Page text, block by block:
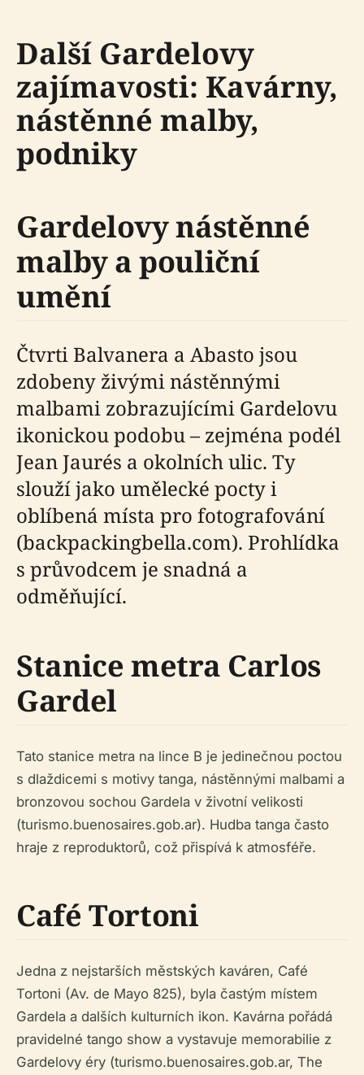
Další Gardelovy
zajímavosti: Kavárny,
nástěnné malby,
podniky
Gardelovy nástěnné
malby a pouliční
umění
Čtvrti Balvanera a Abasto jsou
zdobeny živými nástěnnými
malbami zobrazujícími Gardelovu
ikonickou podobu – zejména podél
Jean Jaurés a okolních ulic. Ty
slouží jako umělecké pocty i
oblíbená místa pro fotografování
(backpackingbella.com). Prohlídka
s průvodcem je snadná a
odměňující.
Stanice metra Carlos
Gardel
Tato stanice metra na lince B je jedinečnou poctou
s dlaždicemi s motivy tanga, nástěnnými malbami a
bronzovou sochou Gardela v životní velikosti
(turismo.buenosaires.gob.ar). Hudba tanga často
hraje z reproduktorů, což přispívá k atmosféře.
Café Tortoni
Jedna z nejstarších městských kaváren, Café
Tortoni (Av. de Mayo 825), byla častým místem
Gardela a dalších kulturních ikon. Kavárna pořádá
pravidelné tango show a vystavuje memorabilie z
Gardelovy éry (turismo.buenosaires.gob.ar, The